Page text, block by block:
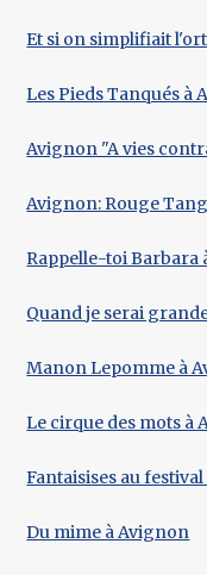
Et si on simplifiait
Les Pieds Tanqués à
Avignon "A vies
Avignon: Rouge
Rappelle-toi Barbara
Quand je serai
Manon Lepomme à
Le cirque des mots à
Fantaisises au
Du mime à Avignon